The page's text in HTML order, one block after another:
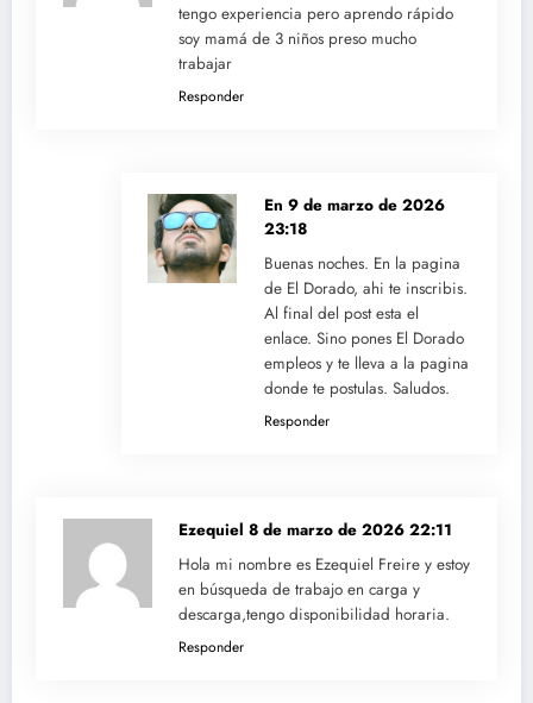
tengo experiencia pero aprendo rápido
soy mamá de 3 niños preso mucho
trabajar
Responder
En 9 de marzo de 2026
23:18
Buenas noches. En la pagina
de El Dorado, ahi te inscribis.
Al final del post esta el
enlace. Sino pones El Dorado
empleos y te lleva a la pagina
donde te postulas. Saludos.
Responder
Ezequiel 8 de marzo de 2026 22:11
Hola mi nombre es Ezequiel Freire y estoy
en búsqueda de trabajo en carga y
descarga,tengo disponibilidad horaria.
Responder